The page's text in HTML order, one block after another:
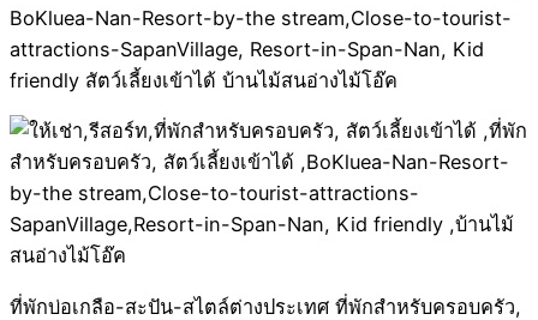
BoKluea-Nan-Resort-by-the stream,Close-to-tourist-
attractions-SapanVillage, Resort-in-Span-Nan, Kid
friendly สัตว์เลี้ยงเข้าได้ บ้านไม้สนอ่างไม้โอ๊ค
ที่พักบ่อเกลือ-สะปัน-สไตล์ต่างประเทศ ที่พักสำหรับครอบครัว,